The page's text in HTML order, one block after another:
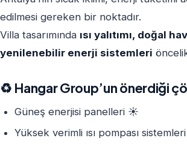
edilmesi gereken bir noktadır.
Villa tasarımında ısı yalıtımı, doğal
yenilenebilir enerji sistemleri
♻️ Hangar Group’un önerdiği
Güneş enerjisi panelleri ☀️
Yüksek verimli ısı pompası sistemleri